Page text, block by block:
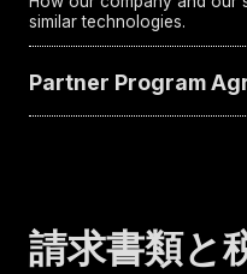
similar technologies.
Partner Program
請求書類と